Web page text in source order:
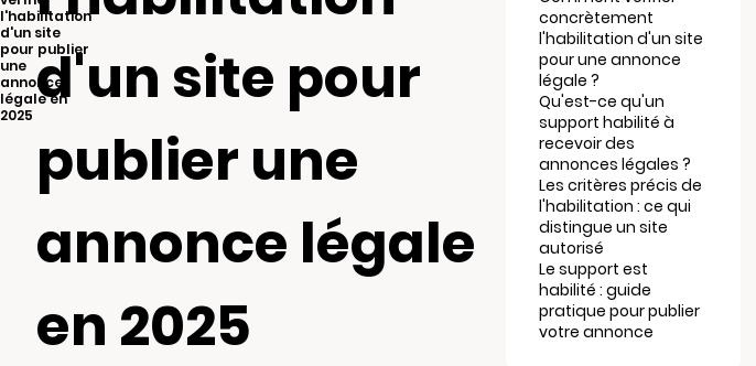
l'habilitation
d'un site
pour publier
une
annonce
légale en
2025 d'un site pour
publier une
annonce légale
en 2025
concrètement
l'habilitation d'un site
pour une annonce
légale ?
Qu'est-ce qu'un
support habilité à
recevoir des
annonces légales ?
Les critères précis de
l'habilitation : ce qui
distingue un site
autorisé
Le support est
habilité : guide
pratique pour publier
votre annonce